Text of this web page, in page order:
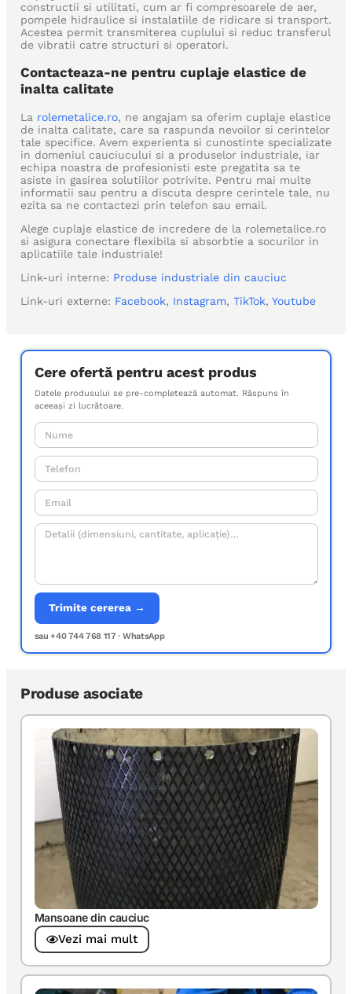
constructii si utilitati, cum ar fi compresoarele de aer,
pompele hidraulice si instalatiile de ridicare si transport.
Acestea permit transmiterea cuplului si reduc transferul
de vibratii catre structuri si operatori.
Contacteaza-ne pentru cuplaje elastice de
inalta calitate
La rolemetalice.ro, ne angajam sa oferim cuplaje elastice
de inalta calitate, care sa raspunda nevoilor si cerintelor
tale specifice. Avem experienta si cunostinte specializate
in domeniul cauciucului si a produselor industriale, iar
echipa noastra de profesionisti este pregatita sa te
asiste in gasirea solutiilor potrivite. Pentru mai multe
informatii sau pentru a discuta despre cerintele tale, nu
ezita sa ne contactezi prin telefon sau email.
Alege cuplaje elastice de incredere de la rolemetalice.ro
si asigura conectare flexibila si absorbtie a socurilor in
aplicatiile tale industriale!
Link-uri interne: Produse industriale din cauciuc
Link-uri externe: Facebook, Instagram, TikTok, Youtube
Cere ofertă pentru acest produs
Datele produsului se pre-completează automat. Răspuns în
aceeași zi lucrătoare.
Trimite cererea →
sau +40 744 768 117 · WhatsApp
Produse asociate
Mansoane din cauciuc
Vezi mai mult